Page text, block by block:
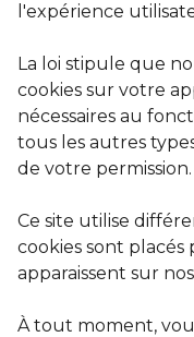
l'expérience
La loi stipule que
cookies sur votre
nécessaires au
tous les autres
de votre permission.
Ce site utilise
cookies sont placés
apparaissent sur
À tout moment,